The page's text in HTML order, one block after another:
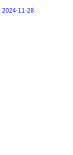
2024-11-28